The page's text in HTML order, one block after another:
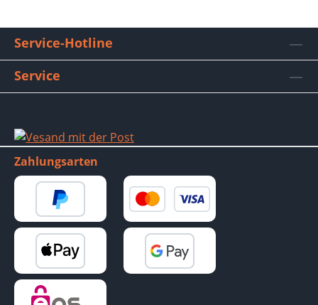
Service-Hotline
Service
Zahlungsarten